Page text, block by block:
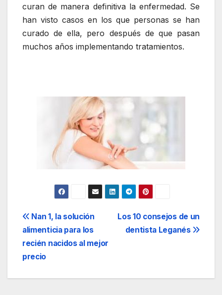
curan de manera definitiva la enfermedad. Se
han visto casos en los que personas se han
curado de ella, pero después de que pasan
muchos años implementando tratamientos.
Navegación
de
entradas
Los 10 consejos de un
dentista Leganés
Nan 1, la solución
alimenticia para los
recién nacidos al mejor
precio